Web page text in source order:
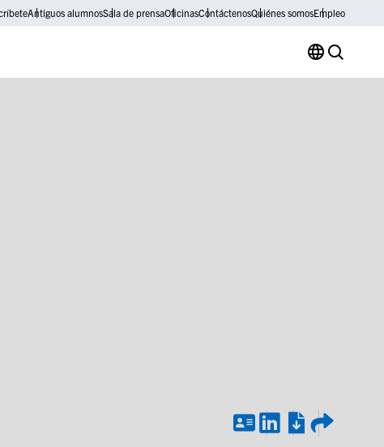
Antiguos alumnosSala de prensaOficinasContáctenosQuiénes somosEmpleo